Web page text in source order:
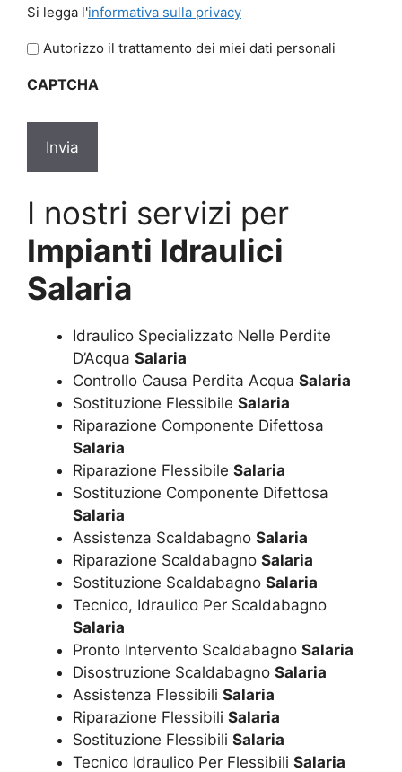
legga
l'informativa
privacy
Si legga l'informativa sulla privacy
Autorizzo il trattamento dei miei dati personali
CAPTCHA
I nostri servizi per
Impianti Idraulici
Salaria
Idraulico Specializzato Nelle Perdite
D’Acqua Salaria
Controllo Causa Perdita Acqua Salaria
Sostituzione Flessibile Salaria
Riparazione Componente Difettosa
Salaria
Riparazione Flessibile Salaria
Sostituzione Componente Difettosa
Salaria
Assistenza Scaldabagno Salaria
Riparazione Scaldabagno Salaria
Sostituzione Scaldabagno Salaria
Tecnico, Idraulico Per Scaldabagno
Salaria
Pronto Intervento Scaldabagno Salaria
Disostruzione Scaldabagno Salaria
Assistenza Flessibili Salaria
Riparazione Flessibili Salaria
Sostituzione Flessibili Salaria
Tecnico Idraulico Per Flessibili Salaria